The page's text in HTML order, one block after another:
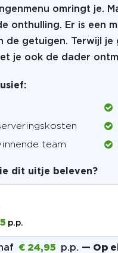
omringt je.
onthulling. Er is een
de getuigen. Terwijl
je ook de dader
team
dit uitje beleven?
p.p.
€ 24,95 p.p. — Op